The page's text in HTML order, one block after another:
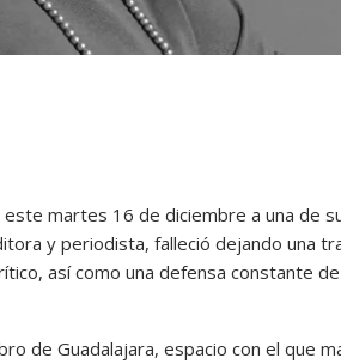
martes 16 de diciembre a una de
y periodista, falleció dejando una
así como una defensa constante
de Guadalajara, espacio con el que